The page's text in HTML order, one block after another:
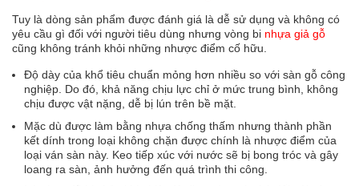
Tuy là dòng sản phẩm được đánh giá là dễ sử dụng và không có
yêu cầu gì đối với người tiêu dùng nhưng vòng bi nhựa giả gỗ
cũng không tránh khỏi những nhược điểm cố hữu.
Độ dày của khổ tiêu chuẩn mỏng hơn nhiều so với sàn gỗ công
nghiệp. Do đó, khả năng chịu lực chỉ ở mức trung bình, không
chịu được vật nặng, dễ bị lún trên bề mặt.
Mặc dù được làm bằng nhựa chống thấm nhưng thành phần
kết dính trong loại không chặn được chính là nhược điểm của
loại ván sàn này. Keo tiếp xúc với nước sẽ bị bong tróc và gây
loang ra sàn, ảnh hưởng đến quá trình thi công.